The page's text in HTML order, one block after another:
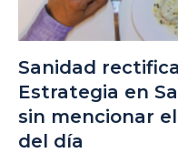
Sanidad
Estrategia en
sin mencionar
del día